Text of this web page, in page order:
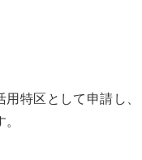
特区として申請し、